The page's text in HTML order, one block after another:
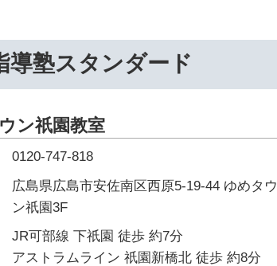
導塾スタンダード
ン祇園教室
0120-747-818
広島県広島市安佐南区西原5-19-44 ゆめタウ
ン祇園3F
JR可部線 下祇園 徒歩 約7分
アストラムライン 祇園新橋北 徒歩 約8分